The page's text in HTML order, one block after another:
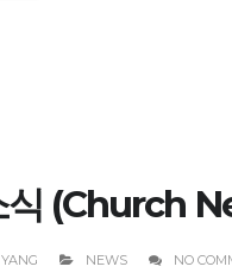
식 (Church
NEWS NO